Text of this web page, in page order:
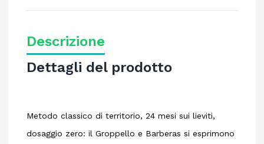
Descrizione
Dettagli del prodotto
Metodo classico di territorio, 24 mesi sui lieviti,
dosaggio zero: il Groppello e Barberas si esprimono